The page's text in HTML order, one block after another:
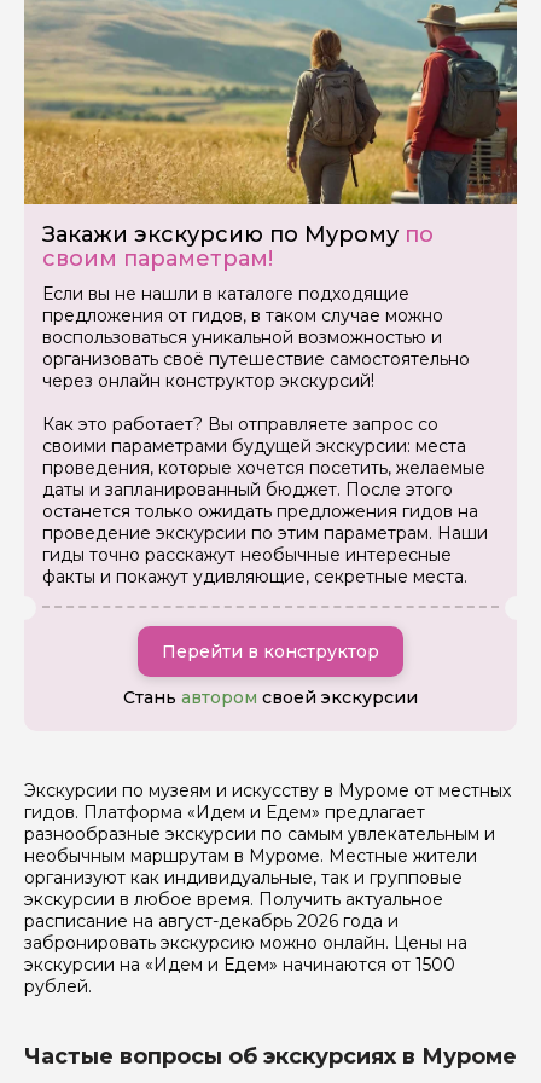
Закажи экскурсию по Мурому по
своим параметрам!
Если вы не нашли в каталоге подходящие
предложения от гидов, в таком случае можно
воспользоваться уникальной возможностью и
организовать своё путешествие самостоятельно
через онлайн конструктор экскурсий!
Как это работает? Вы отправляете запрос со
своими параметрами будущей экскурсии: места
проведения, которые хочется посетить, желаемые
даты и запланированный бюджет. После этого
останется только ожидать предложения гидов на
проведение экскурсии по этим параметрам. Наши
гиды точно расскажут необычные интересные
факты и покажут удивляющие, секретные места.
Перейти в конструктор
Стань автором своей экскурсии
Экскурсии по музеям и искусству в Муроме от местных
гидов. Платформа «Идем и Едем» предлагает
разнообразные экскурсии по самым увлекательным и
необычным маршрутам в Муроме. Местные жители
организуют как индивидуальные, так и групповые
экскурсии в любое время. Получить актуальное
расписание на август-декабрь 2026 года и
забронировать экскурсию можно онлайн. Цены на
экскурсии на «Идем и Едем» начинаются от 1500
рублей.
Частые вопросы об экскурсиях в Муроме
Задайте свой вопрос гиду
Как вас зовут
Ваша электронная почта
Ваш номер телефона
Вопросы и комментарии
Если у вас есть интересующие вопросы, можете их
задать
Отправить